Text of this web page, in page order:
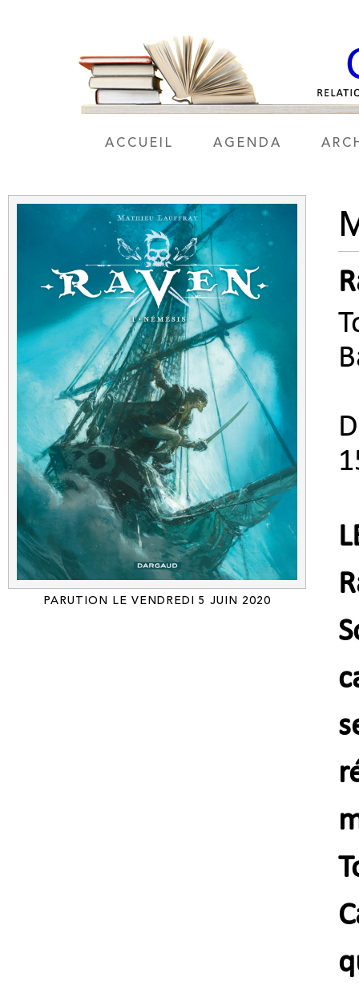
ACCUEIL AGENDA
PARUTION LE VENDREDI 5 JUIN 2020